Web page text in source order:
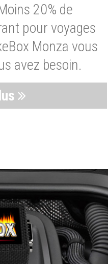
20% de
pour voyages
Monza vous
avez besoin.